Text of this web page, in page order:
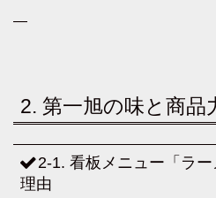
—
2. 第一旭の味と商品
2-1. 看板メニュー「ラ
理由